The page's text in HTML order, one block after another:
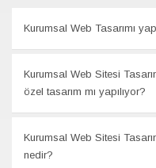
Kurumsal Web Tasarımı
Kurumsal Web Sitesi
özel tasarım mı yapılıyor?
Kurumsal Web Sitesi
nedir?